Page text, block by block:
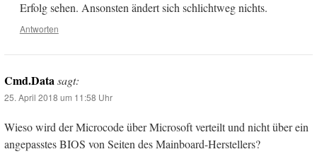
Erfolg sehen. Ansonsten ändert sich schlichtweg nichts.
Antworten
Cmd.Datasagt:
25. April 2018 um 11:58 Uhr
Wieso wird der Microcode über Microsoft verteilt und nicht über ein
angepasstes BIOS von Seiten des Mainboard-Herstellers?